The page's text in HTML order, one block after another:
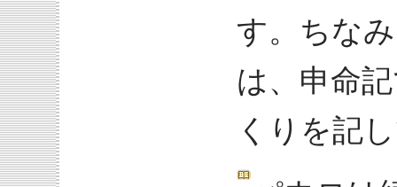
す。ちな
は、申命
くりを記